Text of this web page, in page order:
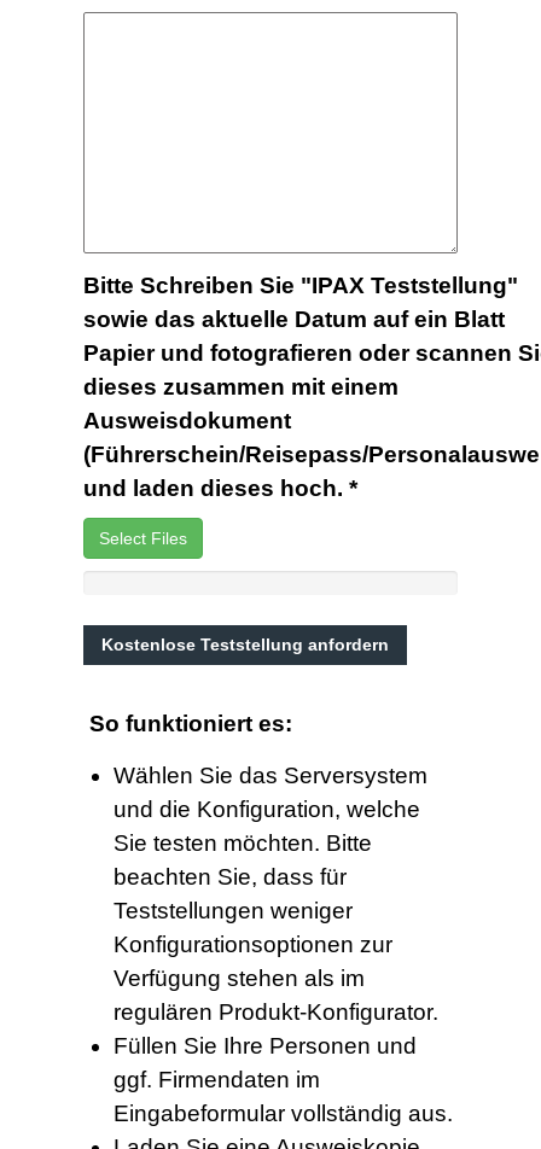
Bitte Schreiben Sie "IPAX Teststellung"
sowie das aktuelle Datum auf ein Blatt
Papier und fotografieren oder scannen
dieses zusammen mit einem
Ausweisdokument
(Führerschein/Reisepass/
und laden dieses hoch. *
Select Files
So funktioniert es:
Wählen Sie das Serversystem
und die Konfiguration, welche
Sie testen möchten. Bitte
beachten Sie, dass für
Teststellungen weniger
Konfigurationsoptionen zur
Verfügung stehen als im
regulären Produkt-Konfigurator.
Füllen Sie Ihre Personen und
ggf. Firmendaten im
Eingabeformular vollständig aus.